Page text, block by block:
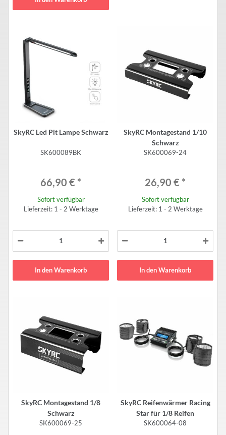
SkyRC Led Pit Lampe Schwarz
SK600089BK
66,90 € *
Sofort verfügbar
Lieferzeit: 1 - 2 Werktage
In den Warenkorb
SkyRC Montagestand 1/10
Schwarz
SK600069-24
26,90 € *
Sofort verfügbar
Lieferzeit: 1 - 2 Werktage
In den Warenkorb
SkyRC Montagestand 1/8
Schwarz
SK600069-25
SkyRC Reifenwärmer Racing
Star für 1/8 Reifen
SK600064-08